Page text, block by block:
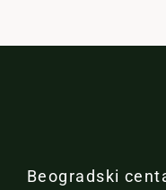
Beogradski